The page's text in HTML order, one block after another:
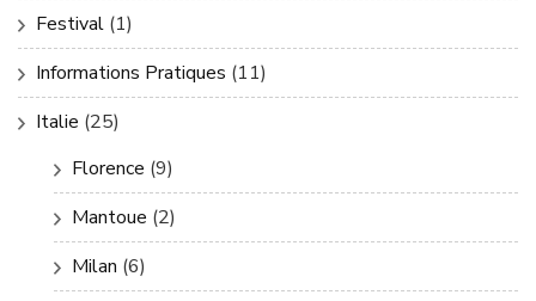
Festival (1)
Informations Pratiques (11)
Italie (25)
Florence (9)
Mantoue (2)
Milan (6)